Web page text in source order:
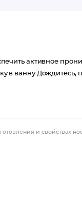
активное
в ванну.Дождитесь,
и свойствах